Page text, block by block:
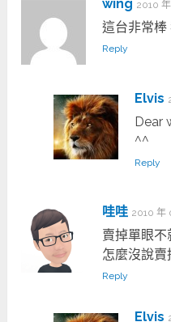
wing 2010
這台非常棒
Reply
Elvis
Dear
^^
Reply
哇哇 2010 年
賣掉單眼不
怎麼沒說賣
Reply
Elvis